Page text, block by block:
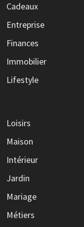
Cadeaux
Entreprise
Finances
Immobilier
Lifestyle
Loisirs
Maison
Intérieur
Jardin
Mariage
Métiers